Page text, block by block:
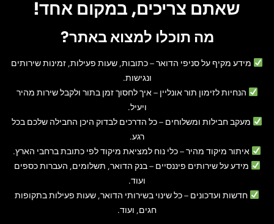
שאתם צריכים, במקום אחד!
מה תוכלו למצוא באתר?
מידע מקיף על סניפי הדואר– כתובות, שעות פעילות, זמינות שירותים
ונגישות.
הנחיות לזימון תור אונליין – איך לחסוך זמן בתור ולקבל שירות מהיר
ויעיל.
מעקב חבילות ומשלוחים – כל הדרכים לבדוק היכן החבילה שלכם בכל
רגע.
איתור מיקוד מהיר– כלי נוח למציאת מיקוד לפי כתובת ברחבי הארץ.
מידע על שירותים פיננסיים – בנק הדואר, תשלומים, העברות כספים
ועוד.
חדשות ועדכונים – כל שינוי בשירותי הדואר, שעות פעילות בתקופות
חגים, ועוד.